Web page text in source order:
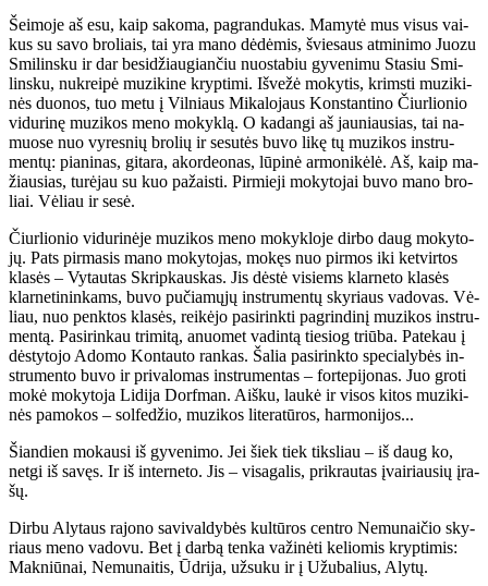
Šei­mo­je aš esu, kaip sa­ko­ma, pa­gran­du­kas. Ma­my­tė mus vi­sus vai­
kus su sa­vo bro­liais, tai yra ma­no dė­dė­mis, švie­saus at­mi­ni­mo Juo­zu
Smi­lins­ku ir dar be­si­džiau­gian­čiu nuo­sta­biu gy­ve­ni­mu Sta­siu Smi­
lins­ku, nu­krei­pė mu­zi­ki­ne kryp­ti­mi. Iš­ve­žė mo­ky­tis, krims­ti mu­zi­ki­
nės duo­nos, tuo me­tu į Vil­niaus Mi­ka­lo­jaus Kon­stan­ti­no Čiur­lio­nio
vi­du­ri­nę mu­zi­kos me­no mo­kyk­lą. O ka­dan­gi aš jau­niau­sias, tai na­
muo­se nuo vy­res­nių bro­lių ir se­su­tės bu­vo li­kę tų mu­zi­kos in­stru­
men­tų: pia­ni­nas, gi­ta­ra, akor­de­o­nas, lū­pi­nė ar­mo­ni­kė­lė. Aš, kaip ma­
žiau­sias, tu­rė­jau su kuo pa­žais­ti. Pir­mie­ji mo­ky­to­jai bu­vo ma­no bro­
liai. Vė­liau ir se­sė.
Čiur­lio­nio vi­du­ri­nė­je mu­zi­kos me­no mo­kyk­lo­je dir­bo daug mo­ky­to­
jų. Pats pir­ma­sis ma­no mo­ky­to­jas, mo­kęs nuo pir­mos iki ket­vir­tos
kla­sės – Vy­tau­tas Skrip­kaus­kas. Jis dės­tė vi­siems klar­ne­to kla­sės
klar­ne­ti­nin­kams, bu­vo pu­čia­mų­jų in­stru­men­tų sky­riaus va­do­vas. Vė­
liau, nuo penk­tos kla­sės, rei­kė­jo pa­si­rink­ti pa­grin­di­nį mu­zi­kos in­stru­
men­tą. Pa­si­rin­kau tri­mi­tą, anuo­met va­din­tą tie­siog triū­ba. Pa­te­kau į
dės­ty­to­jo Ado­mo Kon­tau­to ran­kas. Ša­lia pa­si­rink­to spe­cia­ly­bės in­
stru­men­to bu­vo ir pri­va­lo­mas in­stru­men­tas – for­te­pi­jo­nas. Juo gro­ti
mo­kė mo­ky­to­ja Li­di­ja Dorf­man. Aiš­ku, lau­kė ir vi­sos ki­tos mu­zi­ki­
nės pa­mo­kos – sol­fe­džio, mu­zi­kos li­te­ra­tū­ros, har­mo­ni­jos...
Šian­dien mo­kau­si iš gy­ve­ni­mo. Jei šiek tiek tiks­liau – iš daug ko,
net­gi iš sa­vęs. Ir iš in­ter­ne­to. Jis – vi­sa­ga­lis, pri­krau­tas įvai­riau­sių įra­
šų.
Dir­bu Aly­taus ra­jo­no sa­vi­val­dy­bės kul­tū­ros cen­tro Ne­mu­nai­čio sky­
riaus me­no va­do­vu. Bet į dar­bą ten­ka va­ži­nė­ti ke­lio­mis kryp­ti­mis:
Mak­niū­nai, Ne­mu­nai­tis, Ūd­ri­ja, už­su­ku ir į Užu­ba­lius, Aly­tų.